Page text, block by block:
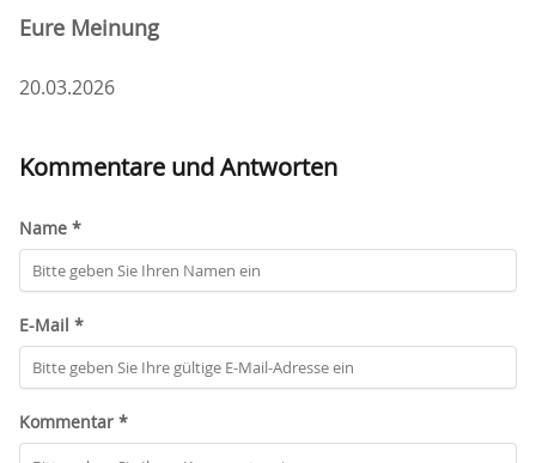
Eure Meinung
20.03.2026
Kommentare und Antworten
Name *
E-Mail *
Kommentar *